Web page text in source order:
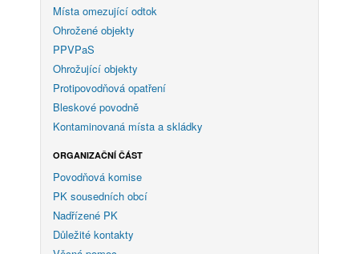
Místa omezující odtok
Ohrožené objekty
PPVPaS
Ohrožující objekty
Protipovodňová opatření
Bleskové povodně
Kontaminovaná místa a skládky
ORGANIZAČNÍ ČÁST
Povodňová komise
PK sousedních obcí
Nadřízené PK
Důležité kontakty